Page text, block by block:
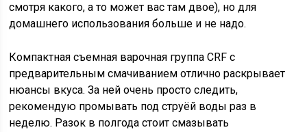
смотря какого, а то может вас там двое), но для
домашнего использования больше и не надо.
Компактная съемная варочная группа CRF с
предварительным смачиванием отлично раскрывает
нюансы вкуса. За ней очень просто следить,
рекомендую промывать под струёй воды раз в
неделю. Разок в полгода стоит смазывать